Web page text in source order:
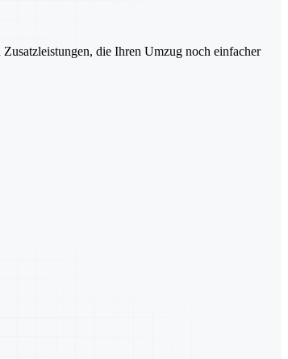
die Ihren Umzug noch einfacher